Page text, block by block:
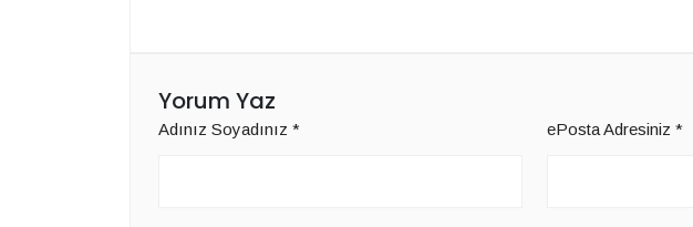
Yorum Yaz
Adınız Soyadınız * ePosta Adresiniz *